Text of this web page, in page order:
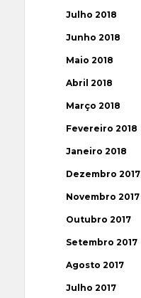
Julho 2018
Junho 2018
Maio 2018
Abril 2018
Março 2018
Fevereiro 2018
Janeiro 2018
Dezembro 2017
Novembro 2017
Outubro 2017
Setembro 2017
Agosto 2017
Julho 2017